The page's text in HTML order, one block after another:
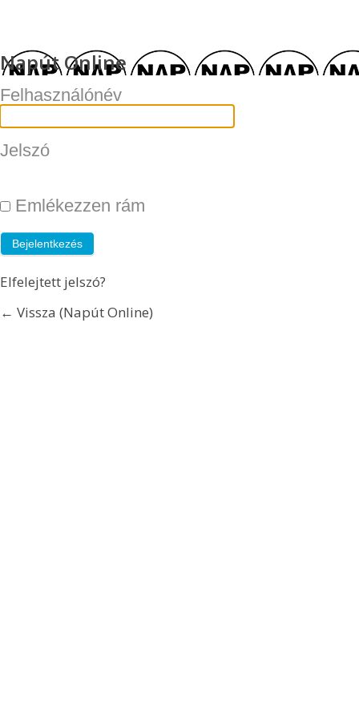
Napút Online
Felhasználónév
Jelszó
Emlékezzen rám
Elfelejtett jelszó?
← Vissza (Napút Online)